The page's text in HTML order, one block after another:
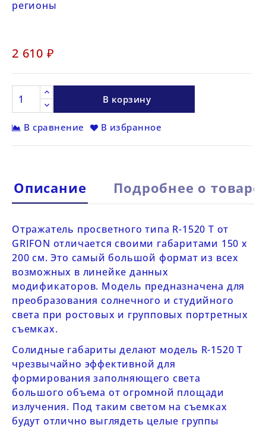
регионы
2 610 ₽
В корзину
В сравнение В избранное
Описание Подробнее о товаре
Отражатель просветного типа R-1520 Т от
GRIFON отличается своими габаритами 150 х
200 см. Это самый большой формат из всех
возможных в линейке данных
модификаторов. Модель предназначена для
преобразования солнечного и студийного
света при ростовых и групповых портретных
съемках.
Солидные габариты делают модель R-1520 Т
чрезвычайно эффективной для
формирования заполняющего света
большого объема от огромной площади
излучения. Под таким светом на съемках
будут отлично выглядеть целые группы